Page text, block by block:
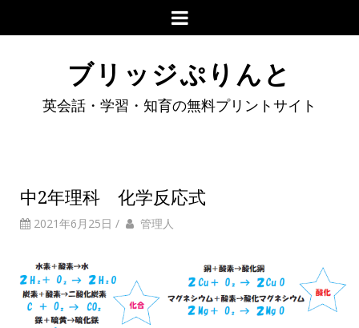
ブリッジぷりんと
英会話・学習・知育の無料プリントサイト
中2年理科 化学反応式
2021年6月25日 / 管理人